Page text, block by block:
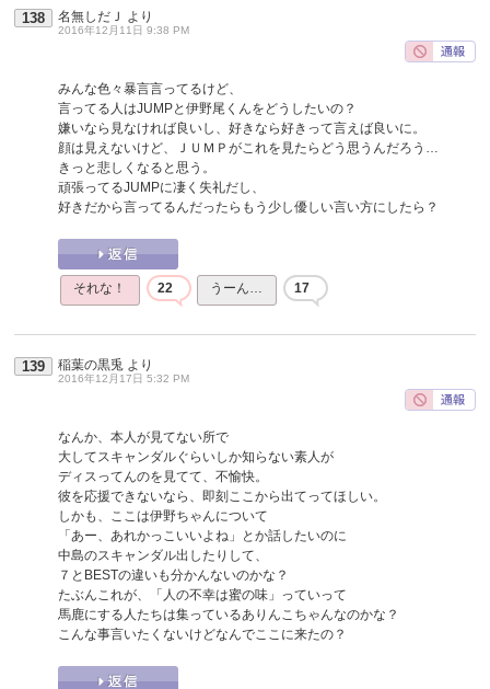
138 名無しだＪ より
2016年12月11日 9:38 PM
みんな色々暴言言ってるけど、
言ってる人はJUMPと伊野尾くんをどうしたいの？
嫌いなら見なければ良いし、好きなら好きって言えば良いに。
顔は見えないけど、ＪＵＭＰがこれを見たらどう思うんだろう…
きっと悲しくなると思う。
頑張ってるJUMPに凄く失礼だし、
好きだから言ってるんだったらもう少し優しい言い方にしたら？
それな！ 22 うーん… 17
139 稲葉の黒兎 より
2016年12月17日 5:32 PM
なんか、本人が見てない所で
大してスキャンダルぐらいしか知らない素人が
ディスってんのを見てて、不愉快。
彼を応援できないなら、即刻ここから出てってほしい。
しかも、ここは伊野ちゃんについて
「あー、あれかっこいいよね」とか話したいのに
中島のスキャンダル出したりして、
７とBESTの違いも分かんないのかな？
たぶんこれが、「人の不幸は蜜の味」っていって
馬鹿にする人たちは集っているありんこちゃんなのかな？
こんな事言いたくないけどなんでここに来たの？